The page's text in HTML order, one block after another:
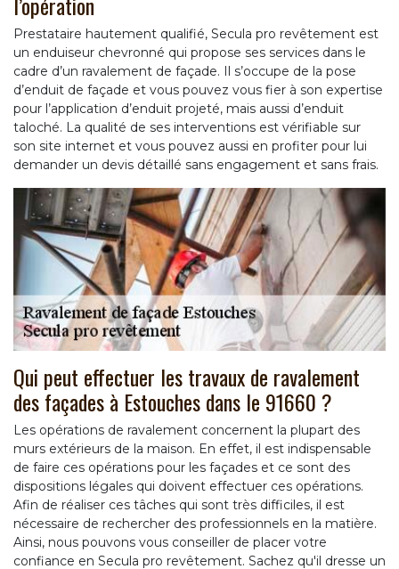
Prestataire hautement qualifié, Secula pro revêtement est
un enduiseur chevronné qui propose ses services dans le
cadre d’un ravalement de façade. Il s’occupe de la pose
d’enduit de façade et vous pouvez vous fier à son expertise
pour l’application d’enduit projeté, mais aussi d’enduit
taloché. La qualité de ses interventions est vérifiable sur
son site internet et vous pouvez aussi en profiter pour lui
demander un devis détaillé sans engagement et sans frais.
Qui peut effectuer les travaux de ravalement
des façades à Estouches dans le 91660 ?
Les opérations de ravalement concernent la plupart des
murs extérieurs de la maison. En effet, il est indispensable
de faire ces opérations pour les façades et ce sont des
dispositions légales qui doivent effectuer ces opérations.
Afin de réaliser ces tâches qui sont très difficiles, il est
nécessaire de rechercher des professionnels en la matière.
Ainsi, nous pouvons vous conseiller de placer votre
confiance en Secula pro revêtement. Sachez qu'il dresse un